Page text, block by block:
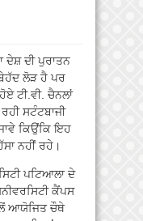
ਦੀ ਪੁਰਾਤਨ
ਲੋੜ ਹੈ ਪਰ
ਟੀ.ਵੀ. ਚੈਨਲਾਂ
ਸਟੰਟਬਾਜੀ
ਕਿਉਂਕਿ ਇਹ
ਨਹੀਂ ਰਹੇ।
ਪਟਿਆਲਾ ਦੇ
ਕੈਂਪਸ
ਆਯੋਜਿਤ ਚੌਥੇ